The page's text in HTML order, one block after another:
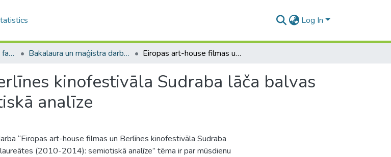
Log In
B --- Bij. Sociālo zinātņu fakultātes noslēguma darbi / Faculty of Social Sciences - Graduate works Bakalaura un maģistra darbi (SZF) / Bachelor's and Master's theses Eiropas art-house filmas un Berlīnes kinofestivāla Sudraba lāča balvas laureātes (2010-2014): semiotiskā analīze
kinofestivāla Sudraba lāča balvas
analīze
“Eiropas art-house filmas un Berlīnes kinofestivāla Sudraba
(2010-2014): semiotiskā analīze” tēma ir par mūsdienu